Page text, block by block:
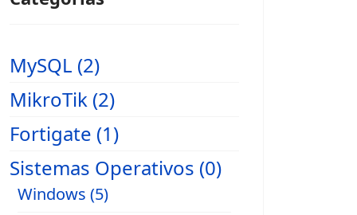
MySQL (2)
MikroTik (2)
Fortigate (1)
Sistemas Operativos (0)
Windows (5)